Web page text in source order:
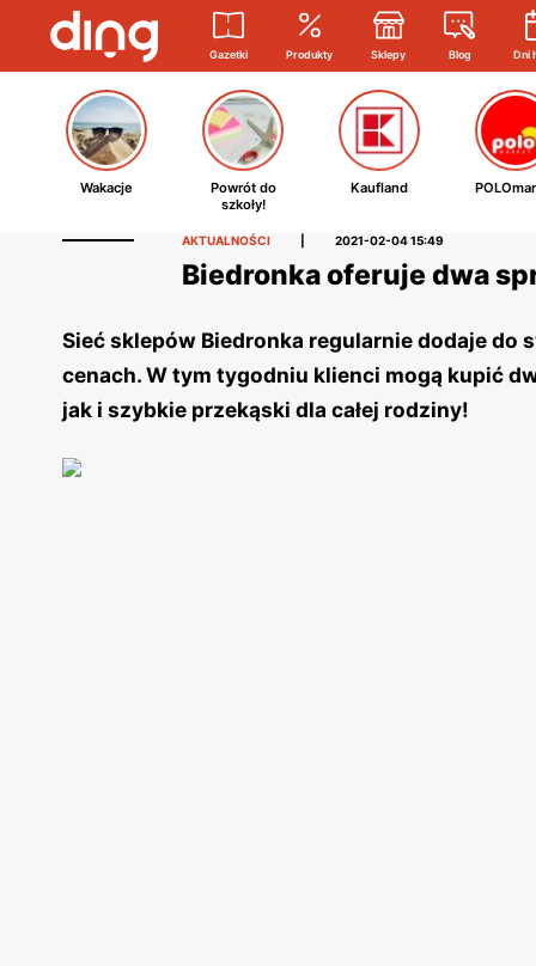
Gazetki Produkty Sklepy Blog Dni
Wakacje
Powrót do
szkoły!
Kaufland
AKTUALNOŚCI 2021-02-04 15:49
Biedronka oferuje dwa
Sieć sklepów Biedronka regularnie dodaje
cenach. W tym tygodniu klienci mogą kupić
jak i szybkie przekąski dla całej rodziny!